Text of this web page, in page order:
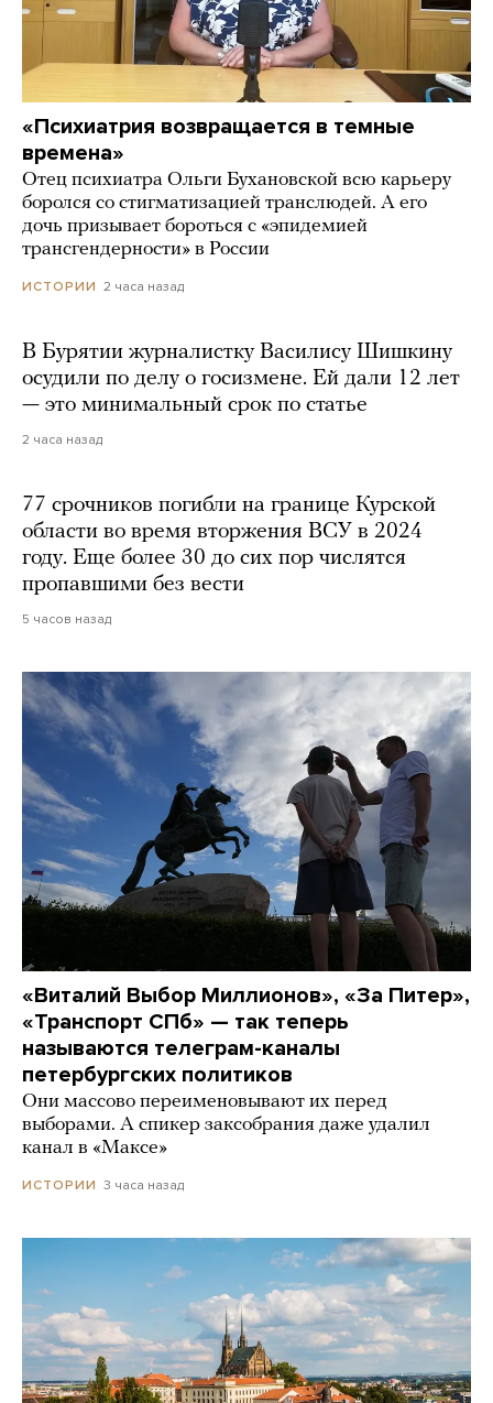
«Психиатрия возвращается в темные
времена»
Отец психиатра Ольги Бухановской всю карьеру
боролся со стигматизацией транслюдей. А его
дочь призывает бороться с «эпидемией
трансгендерности» в России
ИСТОРИИ 2 часа назад
В Бурятии журналистку Василису Шишкину
осудили по делу о госизмене. Ей дали 12 лет
— это минимальный срок по статье
2 часа назад
77 срочников погибли на границе Курской
области во время вторжения ВСУ в 2024
году. Еще более 30 до сих пор числятся
пропавшими без вести
5 часов назад
«Виталий Выбор Миллионов», «За Питер»,
«Транспорт СПб» — так теперь
называются телеграм-каналы
петербургских политиков
Они массово переименовывают их перед
выборами. А спикер заксобрания даже удалил
канал в «Максе»
ИСТОРИИ 3 часа назад